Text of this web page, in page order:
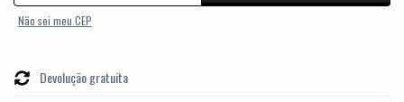
Não sei meu CEP
Devolução gratuita